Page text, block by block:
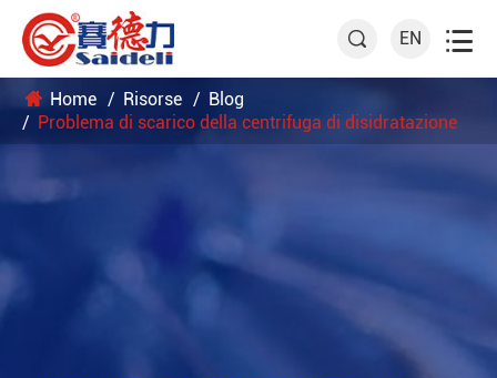
 EN 
Home Risorse
Blog
Problema di scarico della centrifuga di disidratazione